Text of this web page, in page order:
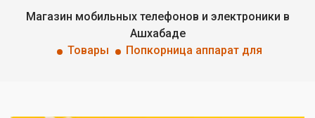
Магазин мобильных телефонов и электроники в
Ашхабаде
Товары
Попкорница аппарат для